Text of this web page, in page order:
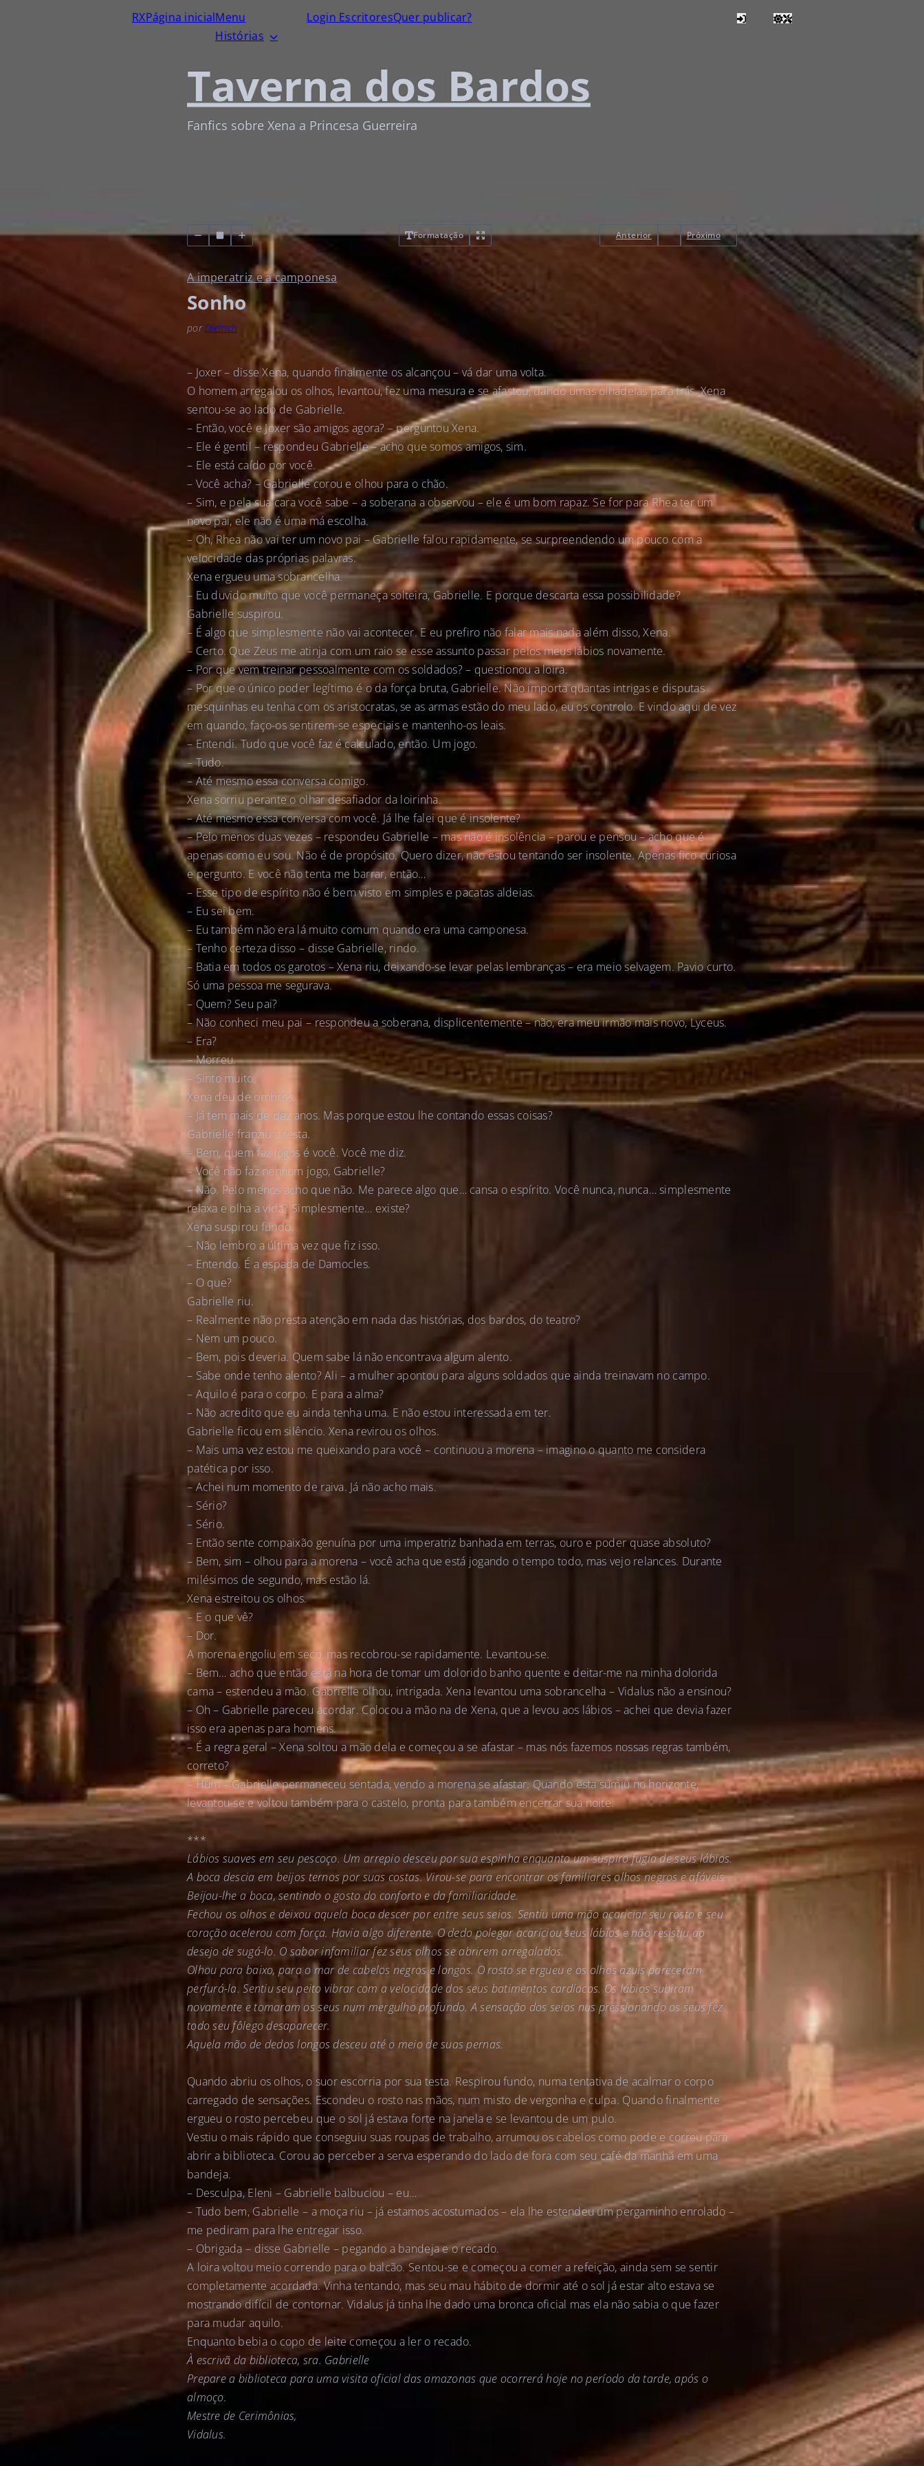
RXPágina inicialMenu
Histórias
Login EscritoresQuer publicar?
Taverna dos Bardos
Fanfics sobre Xena a Princesa Guerreira
Formatação Anterior Próximo
A imperatriz e a camponesa
Sonho
porDietrich
– Joxer – disse Xena, quando finalmente os alcançou – vá dar uma volta.
O homem arregalou os olhos, levantou, fez uma mesura e se afastou, dando umas olhadelas para trás. Xena
sentou-se ao lado de Gabrielle.
– Então, você e Joxer são amigos agora? – perguntou Xena.
– Ele é gentil – respondeu Gabrielle – acho que somos amigos, sim.
– Ele está caído por você.
– Você acha? – Gabrielle corou e olhou para o chão.
– Sim, e pela sua cara você sabe – a soberana a observou – ele é um bom rapaz. Se for para Rhea ter um
novo pai, ele não é uma má escolha.
– Oh, Rhea não vai ter um novo pai – Gabrielle falou rapidamente, se surpreendendo um pouco com a
velocidade das próprias palavras.
Xena ergueu uma sobrancelha.
– Eu duvido muito que você permaneça solteira, Gabrielle. E porque descarta essa possibilidade?
Gabrielle suspirou.
– É algo que simplesmente não vai acontecer. E eu prefiro não falar mais nada além disso, Xena.
– Certo. Que Zeus me atinja com um raio se esse assunto passar pelos meus lábios novamente.
– Por que vem treinar pessoalmente com os soldados? – questionou a loira.
– Por que o único poder legítimo é o da força bruta, Gabrielle. Não importa quantas intrigas e disputas
mesquinhas eu tenha com os aristocratas, se as armas estão do meu lado, eu os controlo. E vindo aqui de vez
em quando, faço-os sentirem-se especiais e mantenho-os leais.
– Entendi. Tudo que você faz é calculado, então. Um jogo.
– Tudo.
– Até mesmo essa conversa comigo.
Xena sorriu perante o olhar desafiador da loirinha.
– Até mesmo essa conversa com você. Já lhe falei que é insolente?
– Pelo menos duas vezes – respondeu Gabrielle – mas não é insolência – parou e pensou – acho que é
apenas como eu sou. Não é de propósito. Quero dizer, não estou tentando ser insolente. Apenas fico curiosa
e pergunto. E você não tenta me barrar, então…
– Esse tipo de espírito não é bem visto em simples e pacatas aldeias.
– Eu sei bem.
– Eu também não era lá muito comum quando era uma camponesa.
– Tenho certeza disso – disse Gabrielle, rindo.
– Batia em todos os garotos – Xena riu, deixando-se levar pelas lembranças – era meio selvagem. Pavio curto.
Só uma pessoa me segurava.
– Quem? Seu pai?
– Não conheci meu pai – respondeu a soberana, displicentemente – não, era meu irmão mais novo, Lyceus.
– Era?
– Morreu.
– Sinto muito.
Xena deu de ombros.
– Já tem mais de dez anos. Mas porque estou lhe contando essas coisas?
Gabrielle franziu a testa.
– Bem, quem faz jogos é você. Você me diz.
– Você não faz nenhum jogo, Gabrielle?
– Não. Pelo menos acho que não. Me parece algo que… cansa o espírito. Você nunca, nunca… simplesmente
relaxa e olha a vida? Simplesmente… existe?
Xena suspirou fundo.
– Não lembro a última vez que fiz isso.
– Entendo. É a espada de Damocles.
– O que?
Gabrielle riu.
– Realmente não presta atenção em nada das histórias, dos bardos, do teatro?
– Nem um pouco.
– Bem, pois deveria. Quem sabe lá não encontrava algum alento.
– Sabe onde tenho alento? Ali – a mulher apontou para alguns soldados que ainda treinavam no campo.
– Aquilo é para o corpo. E para a alma?
– Não acredito que eu ainda tenha uma. E não estou interessada em ter.
Gabrielle ficou em silêncio. Xena revirou os olhos.
– Mais uma vez estou me queixando para você – continuou a morena – imagino o quanto me considera
patética por isso.
– Achei num momento de raiva. Já não acho mais.
– Sério?
– Sério.
– Então sente compaixão genuína por uma imperatriz banhada em terras, ouro e poder quase absoluto?
– Bem, sim – olhou para a morena – você acha que está jogando o tempo todo, mas vejo relances. Durante
milésimos de segundo, mas estão lá.
Xena estreitou os olhos.
– E o que vê?
– Dor.
A morena engoliu em seco, mas recobrou-se rapidamente. Levantou-se.
– Bem… acho que então está na hora de tomar um dolorido banho quente e deitar-me na minha dolorida
cama – estendeu a mão. Gabrielle olhou, intrigada. Xena levantou uma sobrancelha – Vidalus não a ensinou?
– Oh – Gabrielle pareceu acordar. Colocou a mão na de Xena, que a levou aos lábios – achei que devia fazer
isso era apenas para homens.
– É a regra geral – Xena soltou a mão dela e começou a se afastar – mas nós fazemos nossas regras também,
correto?
– Hum – Gabrielle permaneceu sentada, vendo a morena se afastar. Quando esta sumiu no horizonte,
levantou-se e voltou também para o castelo, pronta para também encerrar sua noite.
***
Lábios suaves em seu pescoço. Um arrepio desceu por sua espinha enquanto um suspiro fugia de seus lábios.
A boca descia em beijos ternos por suas costas. Virou-se para encontrar os familiares olhos negros e afáveis.
Beijou-lhe a boca, sentindo o gosto do conforto e da familiaridade.
Fechou os olhos e deixou aquela boca descer por entre seus seios. Sentiu uma mão acariciar seu rosto e seu
coração acelerou com força. Havia algo diferente. O dedo polegar acariciou seus lábios e não resistiu ao
desejo de sugá-lo. O sabor infamiliar fez seus olhos se abrirem arregalados.
Olhou para baixo, para o mar de cabelos negros e longos. O rosto se ergueu e os olhos azuis pareceram
perfurá-la. Sentiu seu peito vibrar com a velocidade dos seus batimentos cardíacos. Os lábios subiram
novamente e tomaram os seus num mergulho profundo. A sensação dos seios nus pressionando os seus fez
todo seu fôlego desaparecer.
Aquela mão de dedos longos desceu até o meio de suas pernas.
Quando abriu os olhos, o suor escorria por sua testa. Respirou fundo, numa tentativa de acalmar o corpo
carregado de sensações. Escondeu o rosto nas mãos, num misto de vergonha e culpa. Quando finalmente
ergueu o rosto percebeu que o sol já estava forte na janela e se levantou de um pulo.
Vestiu o mais rápido que conseguiu suas roupas de trabalho, arrumou os cabelos como pode e correu para
abrir a biblioteca. Corou ao perceber a serva esperando do lado de fora com seu café da manhã em uma
bandeja.
– Desculpa, Eleni – Gabrielle balbuciou – eu…
– Tudo bem, Gabrielle – a moça riu – já estamos acostumados – ela lhe estendeu um pergaminho enrolado –
me pediram para lhe entregar isso.
– Obrigada – disse Gabrielle – pegando a bandeja e o recado.
A loira voltou meio correndo para o balcão. Sentou-se e começou a comer a refeição, ainda sem se sentir
completamente acordada. Vinha tentando, mas seu mau hábito de dormir até o sol já estar alto estava se
mostrando difícil de contornar. Vidalus já tinha lhe dado uma bronca oficial mas ela não sabia o que fazer
para mudar aquilo.
Enquanto bebia o copo de leite começou a ler o recado.
À escrivã da biblioteca, sra. Gabrielle
Prepare a biblioteca para uma visita oficial das amazonas que ocorrerá hoje no período da tarde, após o
almoço.
Mestre de Cerimônias,
Vidalus.